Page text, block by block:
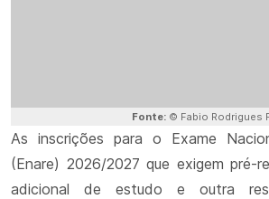
Fonte: © Fabio Rodrigues
As inscrições para o Exame
(Enare) 2026/2027 que exigem pré-
adicional de estudo e outra